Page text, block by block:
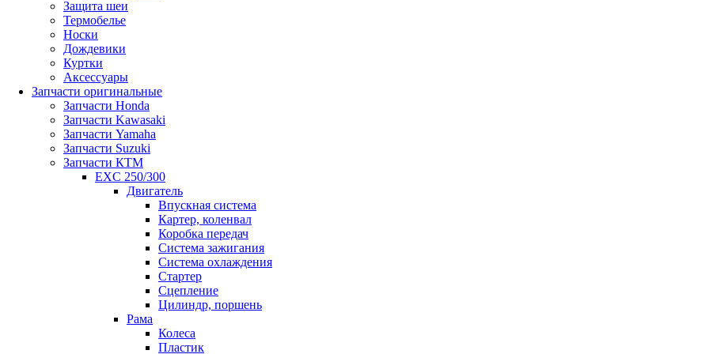
Защита шеи
Термобелье
Носки
Дождевики
Куртки
Аксессуары
Запчасти оригинальные
Запчасти Honda
Запчасти Kawasaki
Запчасти Yamaha
Запчасти Suzuki
Запчасти КТМ
EXC 250/300
Двигатель
Впускная система
Картер, коленвал
Коробка передач
Система зажигания
Система охлаждения
Стартер
Сцепление
Цилиндр, поршень
Рама
Колеса
Пластик